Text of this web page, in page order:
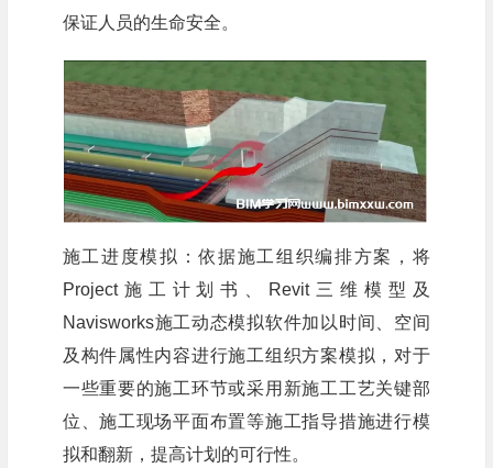
保证人员的生命安全。
施工进度模拟：依据施工组织编排方案，将
Project施工计划书、Revit三维模型及
Navisworks施工动态模拟软件加以时间、空间
及构件属性内容进行施工组织方案模拟，对于
一些重要的施工环节或采用新施工工艺关键部
位、施工现场平面布置等施工指导措施进行模
拟和翻新，提高计划的可行性。